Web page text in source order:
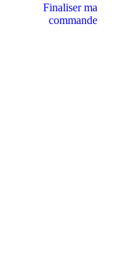
Finaliser ma
commande